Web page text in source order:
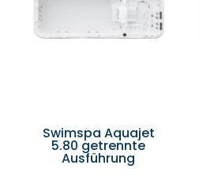
Swimspa Aquajet
5.80 getrennte
Ausführung